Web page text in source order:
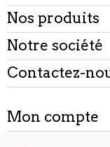
Nos produits
Notre société
Contactez-
Mon compte